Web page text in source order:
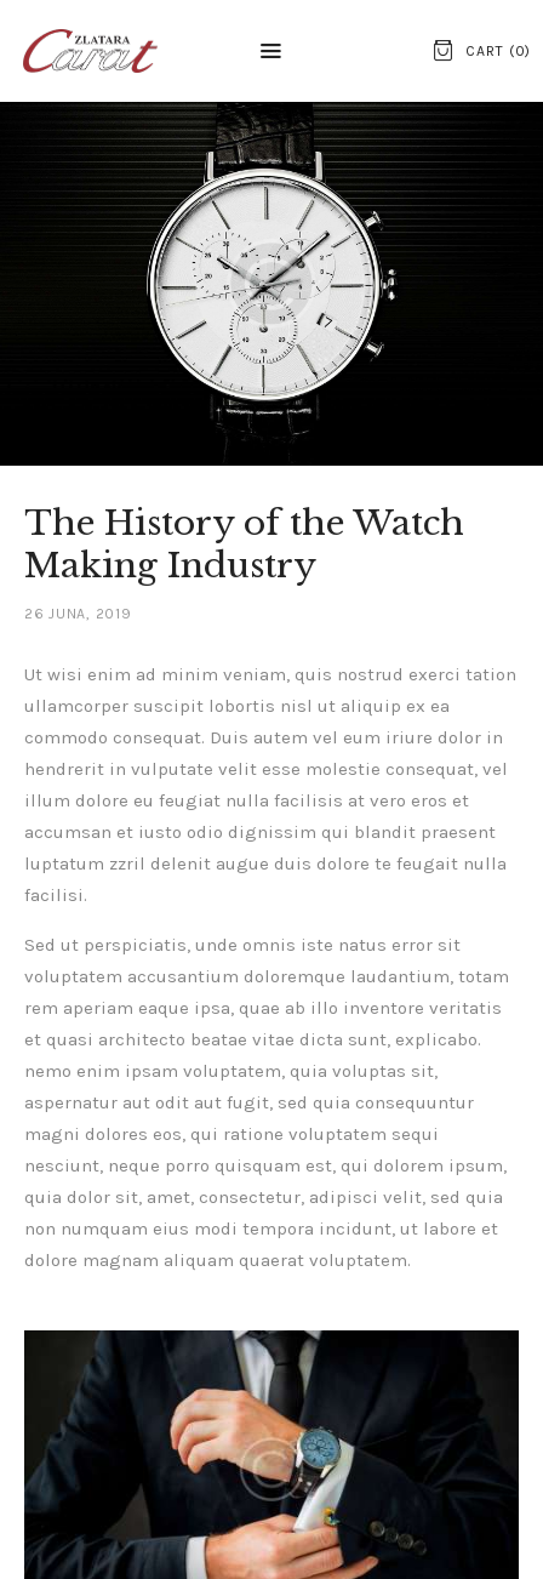
CART (0)
NASLOVNA
O NAMA
KONTAKT
SATOVI
SREBRNI NAKIT
ZLATNI NAKIT
The History of the Watch
Making Industry
26 JUNA, 2019
Ut wisi enim ad minim veniam, quis nostrud exerci tation
ullamcorper suscipit lobortis nisl ut aliquip ex ea
commodo consequat. Duis autem vel eum iriure dolor in
hendrerit in vulputate velit esse molestie consequat, vel
illum dolore eu feugiat nulla facilisis at vero eros et
accumsan et iusto odio dignissim qui blandit praesent
luptatum zzril delenit augue duis dolore te feugait nulla
facilisi.
Sed ut perspiciatis, unde omnis iste natus error sit
voluptatem accusantium doloremque laudantium, totam
rem aperiam eaque ipsa, quae ab illo inventore veritatis
et quasi architecto beatae vitae dicta sunt, explicabo.
nemo enim ipsam voluptatem, quia voluptas sit,
aspernatur aut odit aut fugit, sed quia consequuntur
magni dolores eos, qui ratione voluptatem sequi
nesciunt, neque porro quisquam est, qui dolorem ipsum,
quia dolor sit, amet, consectetur, adipisci velit, sed quia
non numquam eius modi tempora incidunt, ut labore et
dolore magnam aliquam quaerat voluptatem.